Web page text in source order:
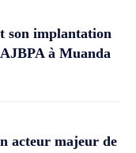
son implantation
à Muanda
acteur majeur de